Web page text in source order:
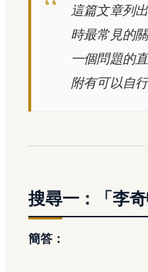
這篇文章列
時最常見的
一個問題的
附有可以自
搜尋一：「李奇
簡答：